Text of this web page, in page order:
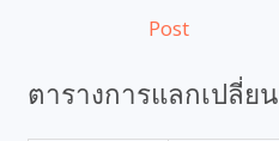
Post
ตารางการแลกเปลี่ยน